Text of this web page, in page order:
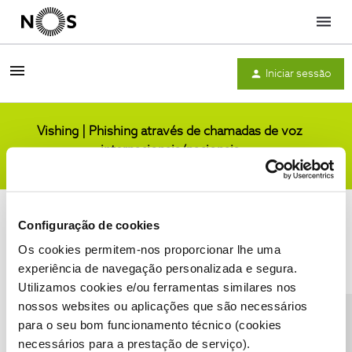
Configuração de cookies
Os cookies permitem-nos proporcionar lhe uma
experiência de navegação personalizada e segura.
Utilizamos cookies e/ou ferramentas similares nos
nossos websites ou aplicações que são necessários
para o seu bom funcionamento técnico (cookies
necessários para a prestação de serviço).
Menu
Iniciar sessão
Vishing | Phishing através de chamadas de voz
internacionais/nacionais
Condições do Fórum NOS Accessibility statement